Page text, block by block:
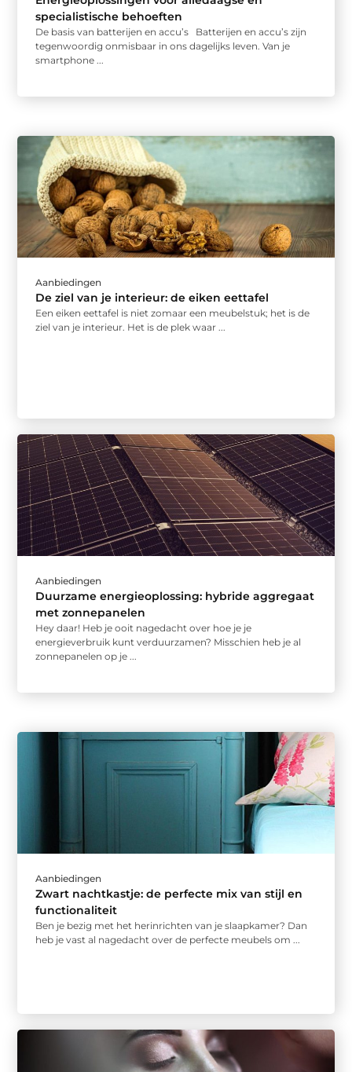
specialistische behoeften
De basis van batterijen en accu’s Batterijen en accu’s zijn
tegenwoordig onmisbaar in ons dagelijks leven. Van je
smartphone ...
Aanbiedingen
De ziel van je interieur: de eiken eettafel
Een eiken eettafel is niet zomaar een meubelstuk; het is de
ziel van je interieur. Het is de plek waar ...
Aanbiedingen
Duurzame energieoplossing: hybride aggregaat
met zonnepanelen
Hey daar! Heb je ooit nagedacht over hoe je je
energieverbruik kunt verduurzamen? Misschien heb je al
zonnepanelen op je ...
Aanbiedingen
Zwart nachtkastje: de perfecte mix van stijl en
functionaliteit
Ben je bezig met het herinrichten van je slaapkamer? Dan
heb je vast al nagedacht over de perfecte meubels om ...